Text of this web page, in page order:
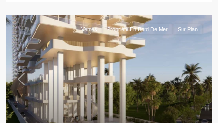
Previous Next
Ventes Propriété En Bord De Mer Sur Plan